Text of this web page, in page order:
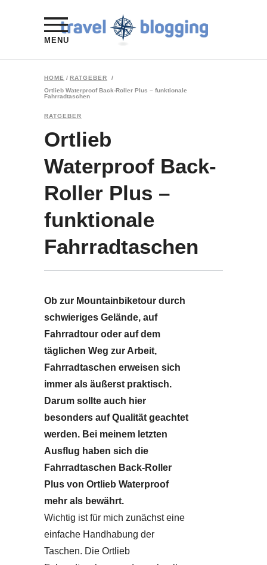
MENU
HOME / RATGEBER
/
Ortlieb Waterproof Back-Roller Plus – funktionale
Fahrradtaschen
RATGEBER
Ortlieb
Waterproof Back-
Roller Plus –
funktionale
Fahrradtaschen
Ob zur Mountainbiketour durch
schwieriges Gelände, auf
Fahrradtour oder auf dem
täglichen Weg zur Arbeit,
Fahrradtaschen erweisen sich
immer als äußerst praktisch.
Darum sollte auch hier
besonders auf Qualität geachtet
werden. Bei meinem letzten
Ausflug haben sich die
Fahrradtaschen Back-Roller
Plus von Ortlieb Waterproof
mehr als bewährt.
Wichtig ist für mich zunächst eine
einfache Handhabung der
Taschen. Die Ortlieb